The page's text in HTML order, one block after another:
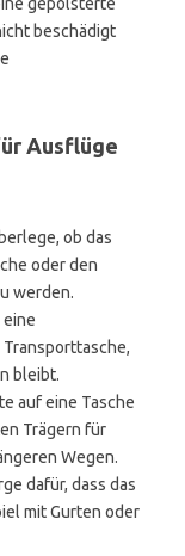
beschädigt
Ausflüge
ob das
oder den
werden.
bleibt.
auf eine Tasche
Trägern für
Wegen.
dafür, dass das
mit Gurten oder